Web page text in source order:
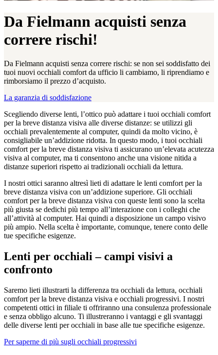
Da Fielmann acquisti senza
correre rischi!
Da Fielmann acquisti senza correre rischi: se non sei soddisfatto dei
tuoi nuovi occhiali comfort da ufficio li cambiamo, li riprendiamo e
rimborsiamo il prezzo d’acquisto.
La garanzia di soddisfazione
Scegliendo diverse lenti, l’ottico può adattare i tuoi occhiali comfort
per la breve distanza visiva alle diverse distanze: se utilizzi gli
occhiali prevalentemente al computer, quindi da molto vicino, è
consigliabile un’addizione ridotta. In questo modo, i tuoi occhiali
comfort per la breve distanza visiva ti assicurano un’elevata acutezza
visiva al computer, ma ti consentono anche una visione nitida a
distanze superiori rispetto ai tradizionali occhiali da lettura.
I nostri ottici saranno altresì lieti di adattare le lenti comfort per la
breve distanza visiva con un’addizione superiore. Gli occhiali
comfort per la breve distanza visiva con queste lenti sono la scelta
più giusta se dedichi più tempo all’interazione con i colleghi che
all’attività al computer. Hai quindi a disposizione un campo visivo
più ampio. Nella scelta è importante, comunque, tenere conto delle
tue specifiche esigenze.
Lenti per occhiali – campi visivi a
confronto
Saremo lieti illustrarti la differenza tra occhiali da lettura, occhiali
comfort per la breve distanza visiva e occhiali progressivi. I nostri
competenti ottici in filiale ti offriranno una consulenza professionale
e senza obbligo alcuno. Ti illustreranno i vantaggi e gli svantaggi
delle diverse lenti per occhiali in base alle tue specifiche esigenze.
Per saperne di più sugli occhiali progressivi